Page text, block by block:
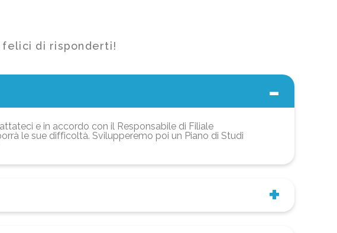
di risponderti!
e in accordo con il Responsabile di Filiale
le sue difficoltà. Svilupperemo poi un Piano di Studi